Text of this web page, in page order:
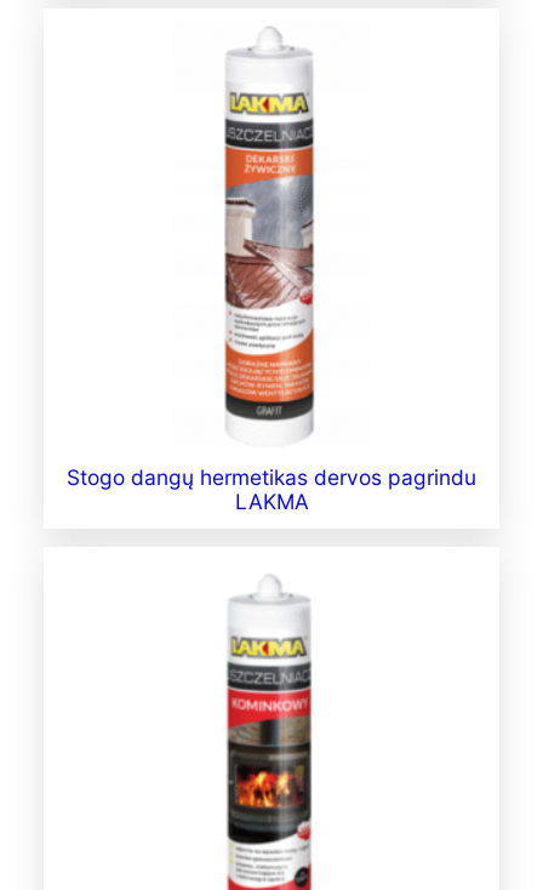
Stogo dangų hermetikas dervos pagrindu
LAKMA